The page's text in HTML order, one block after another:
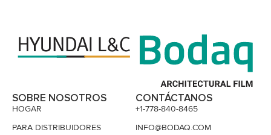
SOBRE NOSOTROS
HOGAR
PARA DISTRIBUIDORES
CONTÁCTANOS
+1-778-840-8465
INFO@BODAQ.COM